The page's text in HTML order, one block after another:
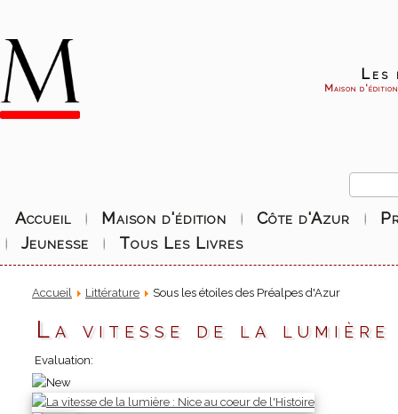
Les
Maison
Accueil Maison d'édition Côte d'Azur
Jeunesse
Tous Les Livres
Accueil Littérature Sous les étoiles des Préalpes d'Azur
La vitesse de la
Evaluation: